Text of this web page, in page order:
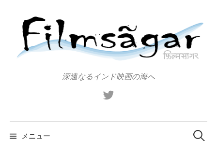
プ
深遠なるインド映画の海へ
メニュー
検
索: